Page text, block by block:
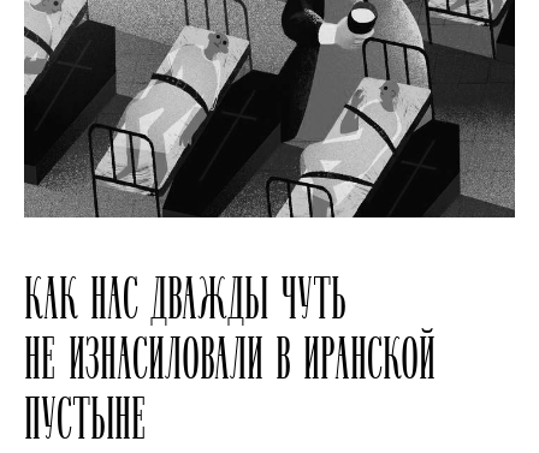
КАК НАС ДВАЖДЫ ЧУТЬ
НЕ ИЗНАСИЛОВАЛИ В ИРАНСКОЙ
ПУСТЫНЕ